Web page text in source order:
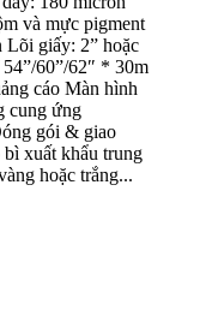
và mực pigment
giấy: 2” hoặc
60”/62″ * 30m
cáo Màn hình
cung ứng
gói & giao
xuất khẩu trung
hoặc trắng...